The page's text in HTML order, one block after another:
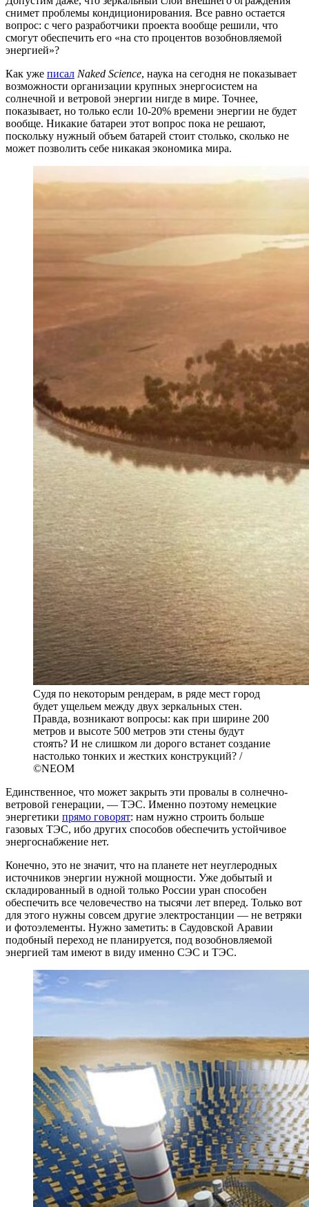
снимет проблемы кондиционирования. Все равно остается
вопрос: с чего разработчики проекта вообще решили, что
смогут обеспечить его «на сто процентов возобновляемой
энергией»?
Как уже писал Naked Science, наука на сегодня не показывает
возможности организации крупных энергосистем на
солнечной и ветровой энергии нигде в мире. Точнее,
показывает, но только если 10-20% времени энергии не будет
вообще. Никакие батареи этот вопрос пока не решают,
поскольку нужный объем батарей стоит столько, сколько не
может позволить себе никакая экономика мира.
Судя по некоторым рендерам, в ряде мест город
будет ущельем между двух зеркальных стен.
Правда, возникают вопросы: как при ширине 200
метров и высоте 500 метров эти стены будут
стоять? И не слишком ли дорого встанет создание
настолько тонких и жестких конструкций? /
©NEOM
Единственное, что может закрыть эти провалы в солнечно-
ветровой генерации, — ТЭС. Именно поэтому немецкие
энергетики прямо говорят: нам нужно строить больше
газовых ТЭС, ибо других способов обеспечить устойчивое
энергоснабжение нет.
Конечно, это не значит, что на планете нет неуглеродных
источников энергии нужной мощности. Уже добытый и
складированный в одной только России уран способен
обеспечить все человечество на тысячи лет вперед. Только вот
для этого нужны совсем другие электростанции — не ветряки
и фотоэлементы. Нужно заметить: в Саудовской Аравии
подобный переход не планируется, под возобновляемой
энергией там имеют в виду именно СЭС и ТЭС.